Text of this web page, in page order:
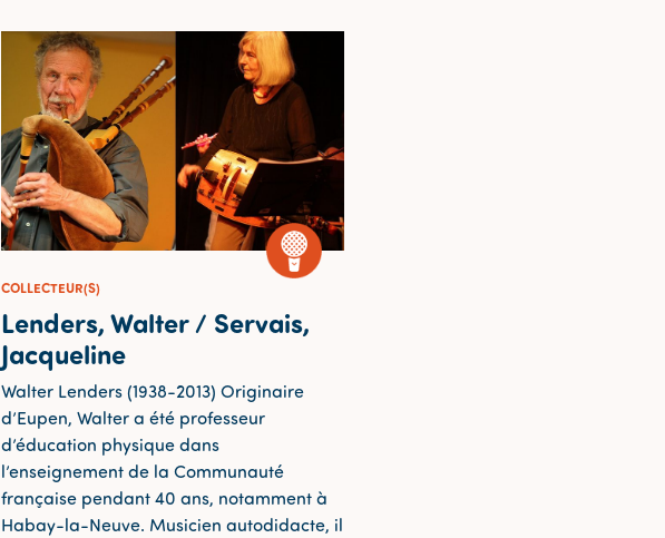
COLLECTEUR(S)
Lenders, Walter / Servais,
Jacqueline
Walter Lenders (1938-2013) Originaire
d’Eupen, Walter a été professeur
d’éducation physique dans
l’enseignement de la Communauté
française pendant 40 ans, notamment à
Habay-la-Neuve. Musicien autodidacte, il